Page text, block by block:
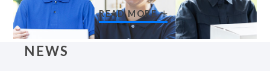
READ MORE
NEWS